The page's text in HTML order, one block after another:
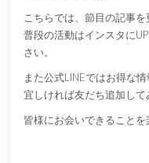
こちらでは、節目の記事を
普段の活動はインスタに
さい。
また公式LINEではお得な
宜しければ友だち追加して
皆様にお会いできることを